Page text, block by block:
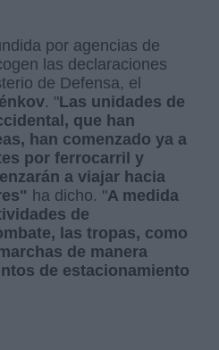
por agencias de
las declaraciones
de Defensa, el
. "Las unidades de
que han
han comenzado ya a
por ferrocarril y
a viajar hacia
ha dicho. "A medida
de
las tropas, como
de manera
de estacionamiento